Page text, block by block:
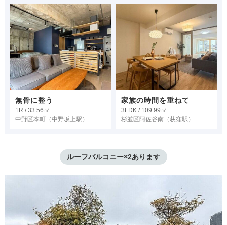
無骨に整う
1R / 33.56㎡
中野区本町 （中野坂上駅）
家族の時間を重ねて
3LDK / 109.99㎡
杉並区阿佐谷南 （荻窪駅）
ルーフバルコニー×2あります